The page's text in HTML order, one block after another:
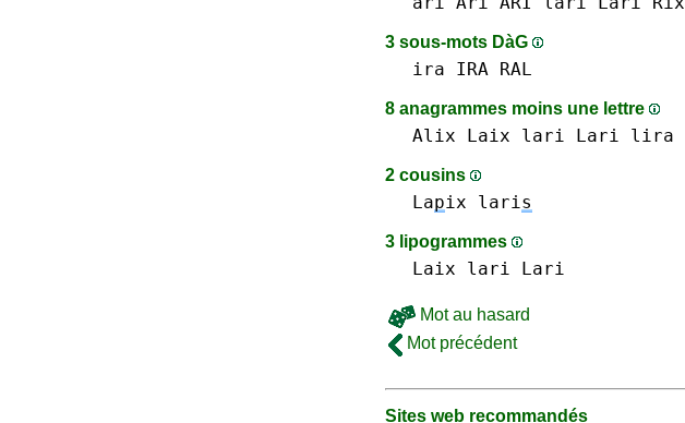
3 sous-mots DàG
ira IRA RAL
8 anagrammes moins une lettre
Alix Laix lari Lari lira
2 cousins
Lapix laris
3 lipogrammes
Laix lari Lari
Mot au hasard
Mot précédent
Sites web recommandés